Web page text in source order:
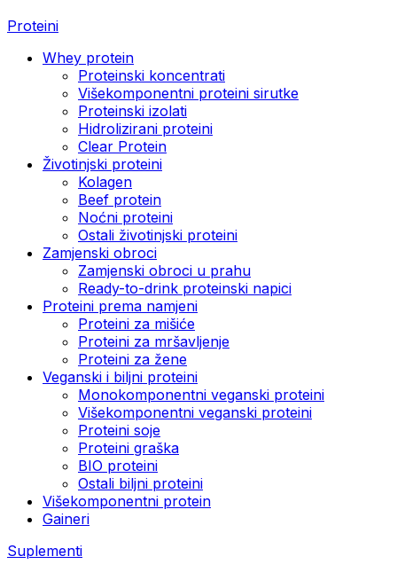
Proteini
Whey protein
Proteinski koncentrati
Višekomponentni proteini sirutke
Proteinski izolati
Hidrolizirani proteini
Clear Protein
Životinjski proteini
Kolagen
Beef protein
Noćni proteini
Ostali životinjski proteini
Zamjenski obroci
Zamjenski obroci u prahu
Ready-to-drink proteinski napici
Proteini prema namjeni
Proteini za mišiće
Proteini za mršavljenje
Proteini za žene
Veganski i biljni proteini
Monokomponentni veganski proteini
Višekomponentni veganski proteini
Proteini soje
Proteini graška
BIO proteini
Ostali biljni proteini
Višekomponentni protein
Gaineri
Suplementi